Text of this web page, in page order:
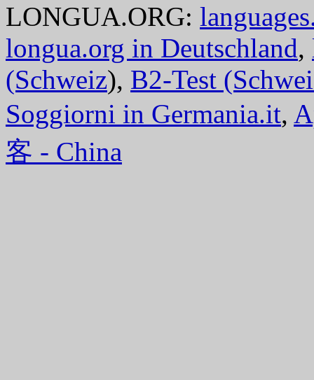
LONGUA.ORG:
longua.org in Deutschland,
(Schweiz), B2-Test
Soggiorni in Germania.it,
客 - China